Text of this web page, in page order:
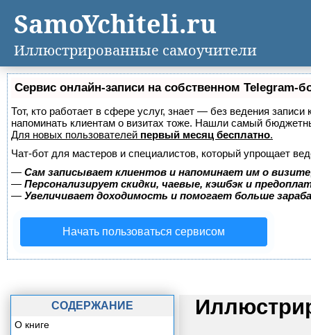
Сервис онлайн-записи на собственном Telegram-
Тот, кто работает в сфере услуг, знает — без ведения
напоминать клиентам о визитах тоже. Нашли самый
Для новых пользователей первый месяц бесплатно.
Чат-бот для мастеров и специалистов, который упрощает
— Сам записывает клиентов и напоминает им о
— Персонализирует скидки, чаевые, кэшбэк и
— Увеличивает доходимость и помогает больше
Начать пользоваться сервисом
СОДЕРЖАНИЕ
О книге
SamoYchiteli.ru
Иллюстрированные самоучители